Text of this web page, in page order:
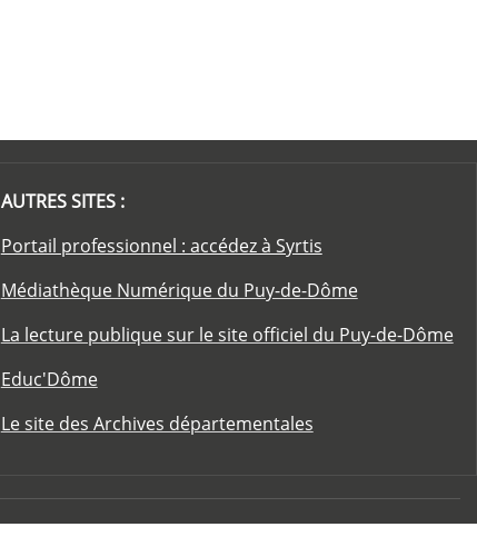
AUTRES SITES :
Portail professionnel : accédez à Syrtis
Médiathèque Numérique du Puy-de-Dôme
La lecture publique sur le site officiel du Puy-de-Dôme
Educ'Dôme
Le site des Archives départementales